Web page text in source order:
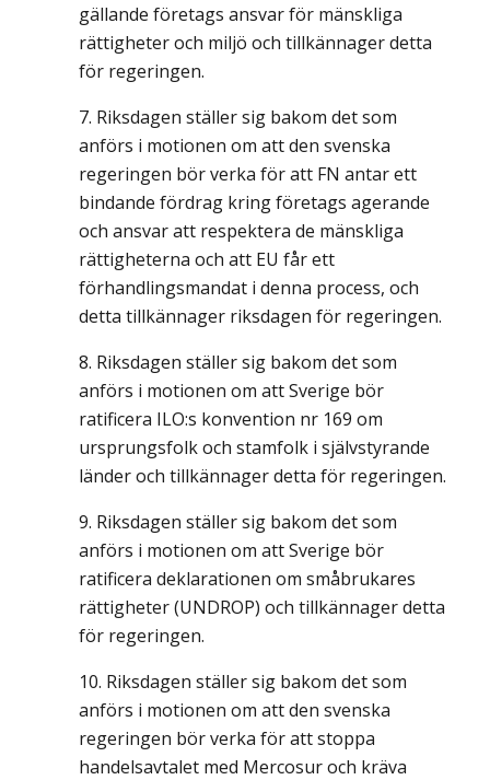
gällande företags ansvar för mänskliga
rättigheter och miljö och tillkännager detta
för regeringen.
Riksdagen ställer sig bakom det som
anförs i motionen om att den svenska
regeringen bör verka för att FN antar ett
bindande fördrag kring företags agerande
och ansvar att respektera de mänskliga
rättigheterna och att EU får ett
förhandlingsmandat i denna process, och
detta tillkännager riksdagen för regeringen.
Riksdagen ställer sig bakom det som
anförs i motionen om att Sverige bör
ratificera ILO:s konvention nr 169 om
ursprungsfolk och stamfolk i självstyrande
länder och tillkännager detta för regeringen.
Riksdagen ställer sig bakom det som
anförs i motionen om att Sverige bör
ratificera deklarationen om småbrukares
rättigheter (UNDROP) och tillkännager detta
för regeringen.
Riksdagen ställer sig bakom det som
anförs i motionen om att den svenska
regeringen bör verka för att stoppa
handelsavtalet med Mercosur och kräva